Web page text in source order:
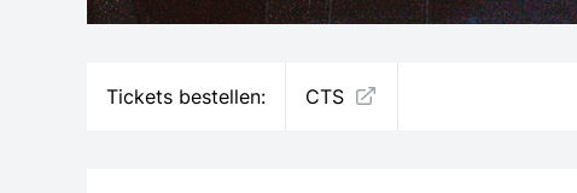
Tickets bestellen: CTS